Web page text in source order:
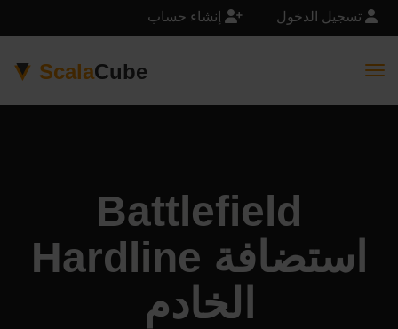
تسجيل الدخول إنشاء حساب
ScalaCube
Battlefield
Hardline استضافة
الخادم